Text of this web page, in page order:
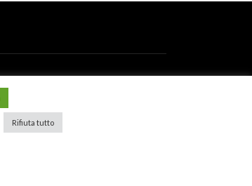
Rifiuta tutto